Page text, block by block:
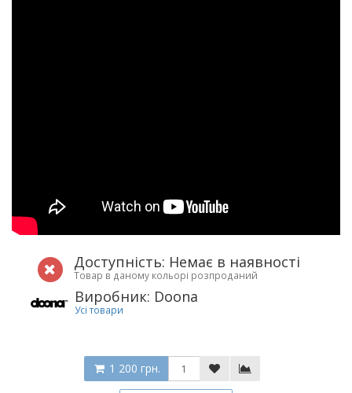
Доступність: Немає в наявності
Товар в даному кольорі розпроданий
Виробник: Doona
Усі товари
1 200 грн.